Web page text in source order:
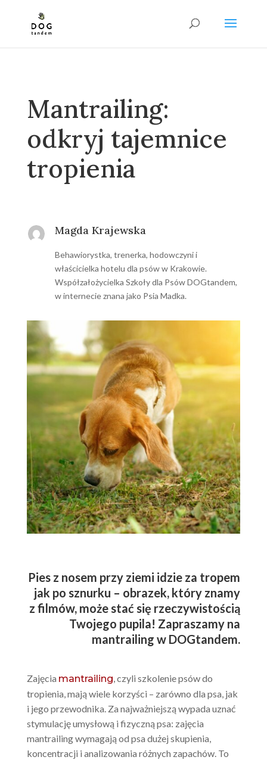
Mantrailing:
odkryj tajemnice
tropienia
Magda Krajewska
Behawiorystka, trenerka, hodowczyni i
właścicielka hotelu dla psów w Krakowie.
Współzałożycielka Szkoły dla Psów DOGtandem,
w internecie znana jako Psia Madka.
Pies z nosem przy ziemi idzie za tropem
jak po sznurku – obrazek, który znamy
z filmów, może stać się rzeczywistością
Twojego pupila! Zapraszamy na
mantrailing w DOGtandem.
Zajęcia mantrailing, czyli szkolenie psów do
tropienia, mają wiele korzyści – zarówno dla psa, jak
i jego przewodnika. Za najważniejszą wypada uznać
stymulację umysłową i fizyczną psa: zajęcia
mantrailing wymagają od psa dużej skupienia,
koncentracji i analizowania różnych zapachów. To